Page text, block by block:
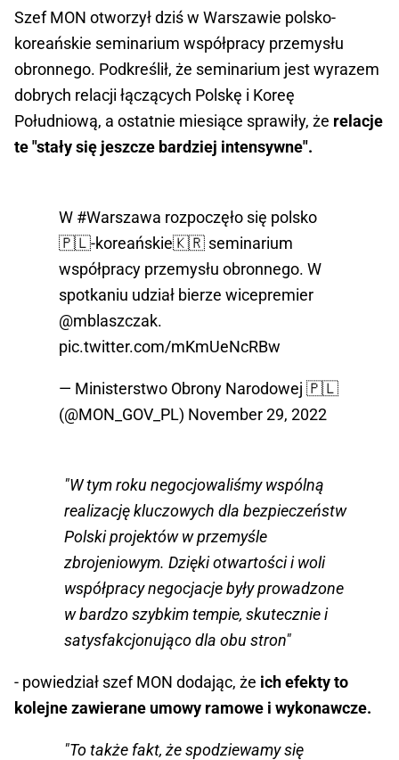
Szef MON otworzył dziś w Warszawie polsko-
koreańskie seminarium współpracy przemysłu
obronnego. Podkreślił, że seminarium jest wyrazem
dobrych relacji łączących Polskę i Koreę
Południową, a ostatnie miesiące sprawiły, że relacje
te "stały się jeszcze bardziej intensywne".
W #Warszawa rozpoczęło się polsko
🇵🇱-koreańskie🇰🇷 seminarium
współpracy przemysłu obronnego. W
spotkaniu udział bierze wicepremier
@mblaszczak.
pic.twitter.com/mKmUeNcRBw
— Ministerstwo Obrony Narodowej 🇵🇱
(@MON_GOV_PL) November 29, 2022
"W tym roku negocjowaliśmy wspólną
realizację kluczowych dla bezpieczeństw
Polski projektów w przemyśle
zbrojeniowym. Dzięki otwartości i woli
współpracy negocjacje były prowadzone
w bardzo szybkim tempie, skutecznie i
satysfakcjonująco dla obu stron"
- powiedział szef MON dodając, że ich efekty to
kolejne zawierane umowy ramowe i wykonawcze.
"To także fakt, że spodziewamy się